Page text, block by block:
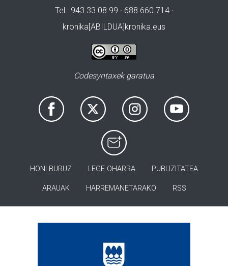
Tel.: 943 33 08 99 · 688 660 714 ·
kronika[ABILDUA]kronika.eus
Codesyntaxek garatua
HONI BURUZ LEGE OHARRA PUBLIZITATEA
ARAUAK HARREMANETARAKO RSS